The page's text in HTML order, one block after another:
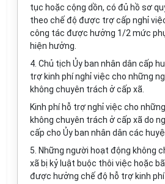
tục hoặc cộng dồn, có đủ hồ sơ
theo chế độ được trợ cấp nghỉ
công tác được hưởng 1/2 mức
hiện hưởng.
4. Chủ tịch Ủy ban nhân dân cấp
trợ kinh phí nghỉ việc cho những
không chuyên trách ở cấp xã.
Kinh phí hỗ trợ nghỉ việc cho
không chuyên trách ở cấp xã do
cấp cho Ủy ban nhân dân các
5. Những người hoạt động không
xã bị kỷ luật buộc thôi việc hoặc
được hưởng chế độ hỗ trợ kinh phí